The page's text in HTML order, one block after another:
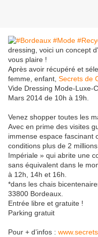
dressing, voici un concept
vous plaire !
Après avoir récupéré et
femme, enfant, Secrets de
Vide Dressing Mode-Luxe-
Mars 2014 de 10h à 19h.
Venez shopper toutes les
Avec en prime des visites
immense espace fascinant
conditions plus de 2
Impériale » qui abrite une
sans équivalent dans le
à 12h, 14h et 16h.
*dans les chais
33800 Bordeaux.
Entrée libre et gratuite !
Parking gratuit
Pour + d’infos :